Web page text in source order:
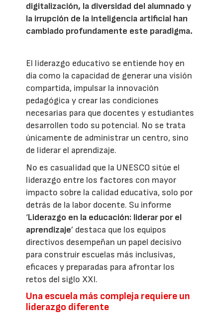
digitalización, la diversidad del alumnado y
la irrupción de la inteligencia artificial han
cambiado profundamente este paradigma.
El liderazgo educativo se entiende hoy en
día como la capacidad de generar una visión
compartida, impulsar la innovación
pedagógica y crear las condiciones
necesarias para que docentes y estudiantes
desarrollen todo su potencial. No se trata
únicamente de administrar un centro, sino
de liderar el aprendizaje.
No es casualidad que la UNESCO sitúe el
liderazgo entre los factores con mayor
impacto sobre la calidad educativa, solo por
detrás de la labor docente. Su informe
‘Liderazgo en la educación: liderar por el
aprendizaje’ destaca que los equipos
directivos desempeñan un papel decisivo
para construir escuelas más inclusivas,
eficaces y preparadas para afrontar los
retos del siglo XXI.
Una escuela más compleja requiere un
liderazgo diferente